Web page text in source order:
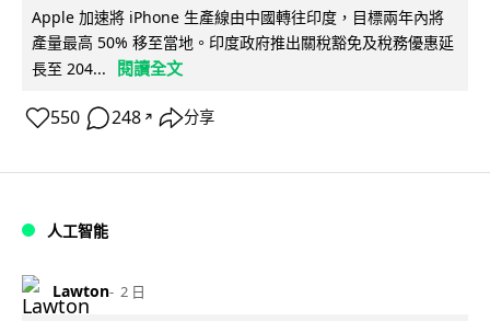
Apple 加速將 iPhone 生產線由中國轉往印度，目標兩年內將
產量最高 50% 移至當地。印度政府推出關稅豁免及稅務優惠延
長至 204...
閱讀全文
550 248 ↗ 分享
人工智能
Lawton 2 日